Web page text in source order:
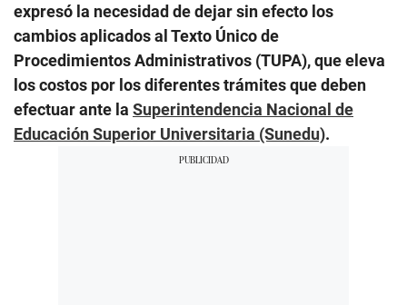
expresó la necesidad de dejar sin efecto los
cambios aplicados al Texto Único de
Procedimientos Administrativos (TUPA), que eleva
los costos por los diferentes trámites que deben
efectuar ante la Superintendencia Nacional de
Educación Superior Universitaria (Sunedu).